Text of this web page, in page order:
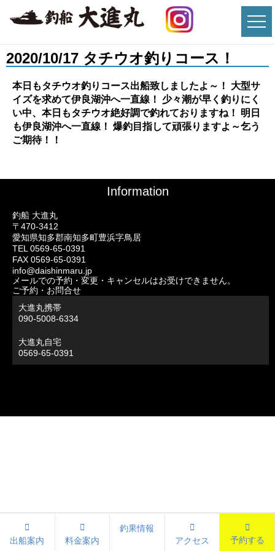
2020/10/17 タチウオ釣りコース！
本日もタチウオ釣りコース出船致しましたよ～！ 大型サ
イズを求めて伊良湖沖へ一直線！ 少々潮が早く釣りにく
い中、本日もタチウオ絶好調で釣れておりますね！ 明日
も伊良湖沖へ一直線！ 爆釣目指して頑張りますよ～乞う
ご期待！！
Information
釣船 大進丸
〒470-3412
愛知県知多郡南知多町豊浜字鳥居
TEL 0569-65-0391
FAX 0569-65-0391
info@daishinmaru.jp
メールでの予約・変更・キャンセルはお受けできません。
ご予約・お問合せ
大進丸携帯
090-5008-6334
大進丸自宅
0569-65-0391
出船案内 料金案内
釣果情報
アクセス
予約する